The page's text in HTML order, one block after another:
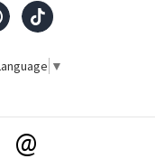
▼
@